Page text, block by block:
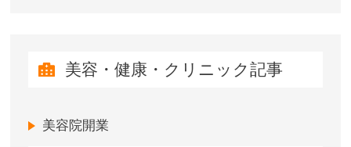
美容・健康・クリニック記事
美容院開業